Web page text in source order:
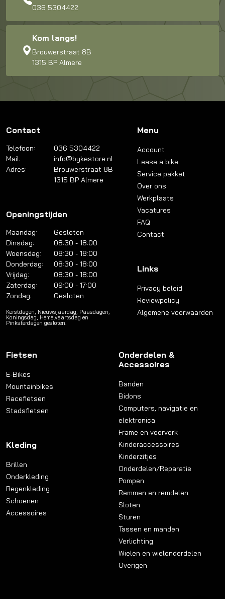
036 5304422
Kom langs!
Brouwerstraat 8B
1315 BP Almere
Contact
Telefoon:
036 5304422
Mail:
info@bykestore.nl
Adres:
Brouwerstraat 8B
1315 BP Almere
Openingstijden
Maandag:
Gesloten
Dinsdag:
08:30 - 18:00
Woensdag:
08:30 - 18:00
Donderdag:
08:30 - 18:00
Vrijdag:
08:30 - 18:00
Zaterdag:
09:00 - 17:00
Zondag:
Gesloten
Kerstdagen, Nieuwsjaardag, Paasdagen,
Koningsdag, Hemelvaartsdag en
Pinksterdagen gesloten.
Menu
Account
Lease a bike
Service pakket
Over ons
Werkplaats
Vacatures
FAQ
Contact
Links
Privacy beleid
Reviewpolicy
Algemene voorwaarden
Fietsen
E-Bikes
Mountainbikes
Racefietsen
Stadsfietsen
Kleding
Brillen
Onderkleding
Regenkleding
Schoenen
Accessoires
Onderdelen &
Accessoires
Banden
Bidons
Computers, navigatie en
elektronica
Frame en voorvork
Kinderaccessoires
Kinderzitjes
Onderdelen/Reparatie
Pompen
Remmen en remdelen
Sloten
Sturen
Tassen en manden
Verlichting
Wielen en wielonderdelen
Overigen